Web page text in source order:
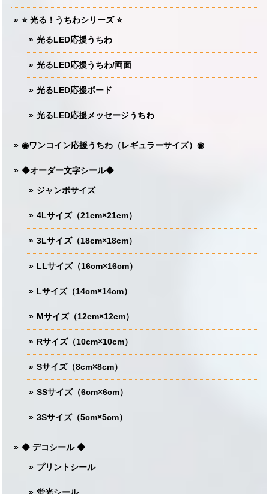
⭐️ 光る！うちわシリーズ ⭐️
光るLED応援うちわ
光るLED応援うちわ/両面
光るLED応援ボード
光るLED応援メッセージうちわ
◉ワンコイン応援うちわ（レギュラーサイズ）◉
◆オーダー文字シール◆
ジャンボサイズ
4Lサイズ（21cm×21cm）
3Lサイズ（18cm×18cm）
LLサイズ（16cm×16cm）
Lサイズ（14cm×14cm）
Mサイズ（12cm×12cm）
Rサイズ（10cm×10cm）
Sサイズ（8cm×8cm）
SSサイズ（6cm×6cm）
3Sサイズ（5cm×5cm）
◆ デコシール ◆
プリントシール